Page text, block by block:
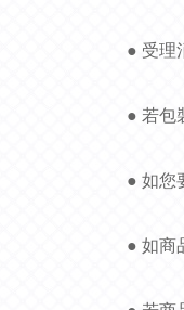
● 受理
● 若包
● 如您
● 如商